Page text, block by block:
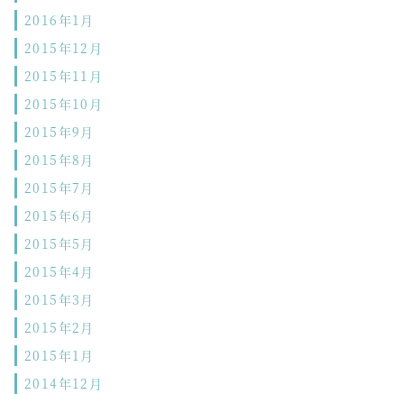
2016年1月
2015年12月
2015年11月
2015年10月
2015年9月
2015年8月
2015年7月
2015年6月
2015年5月
2015年4月
2015年3月
2015年2月
2015年1月
2014年12月